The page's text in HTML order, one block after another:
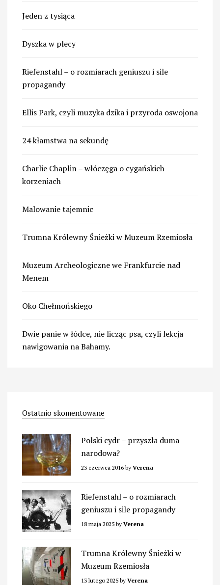
Jeden z tysiąca
Dyszka w plecy
Riefenstahl – o rozmiarach geniuszu i sile
propagandy
Ellis Park, czyli muzyka dzika i przyroda oswojona
24 kłamstwa na sekundę
Charlie Chaplin – włóczęga o cygańskich
korzeniach
Malowanie tajemnic
Trumna Królewny Śnieżki w Muzeum Rzemiosła
Muzeum Archeologiczne we Frankfurcie nad
Menem
Oko Chełmońskiego
Dwie panie w łódce, nie licząc psa, czyli lekcja
nawigowania na Bahamy.
Ostatnio skomentowane
Polski cydr – przyszła duma
narodowa?
23 czerwca 2016 by Verena
Riefenstahl – o rozmiarach
geniuszu i sile propagandy
18 maja 2025 by Verena
Trumna Królewny Śnieżki w
Muzeum Rzemiosła
13 lutego 2025 by Verena